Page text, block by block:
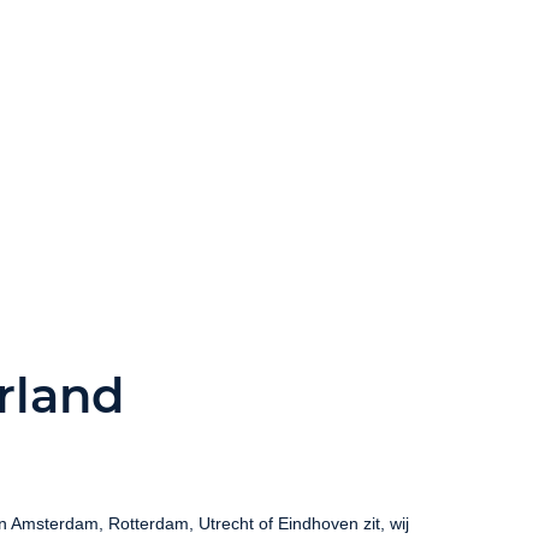
Rotterdam, Utrecht of Eindhoven zit, wij